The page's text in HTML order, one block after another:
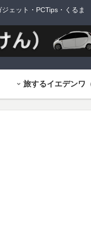
ェット・PCTips・くるま